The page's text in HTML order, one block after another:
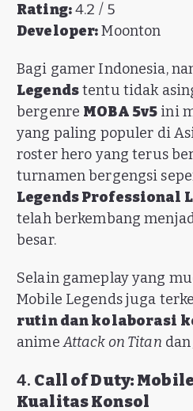
Rating:4.2 / 5
Developer:Moonton
Bagi gamer Indonesia,
Legendstentu tidak
bergenre MOBA 5v5 ini
yang paling populer di
roster hero yang terus
turnamen bergengsi
Legends Professional
telah berkembang
besar.
Selain gameplay yang
Mobile Legends juga
rutin dan kolaborasi
animeAttack on Titan dan
4. Call of Duty:
Kualitas Konsol